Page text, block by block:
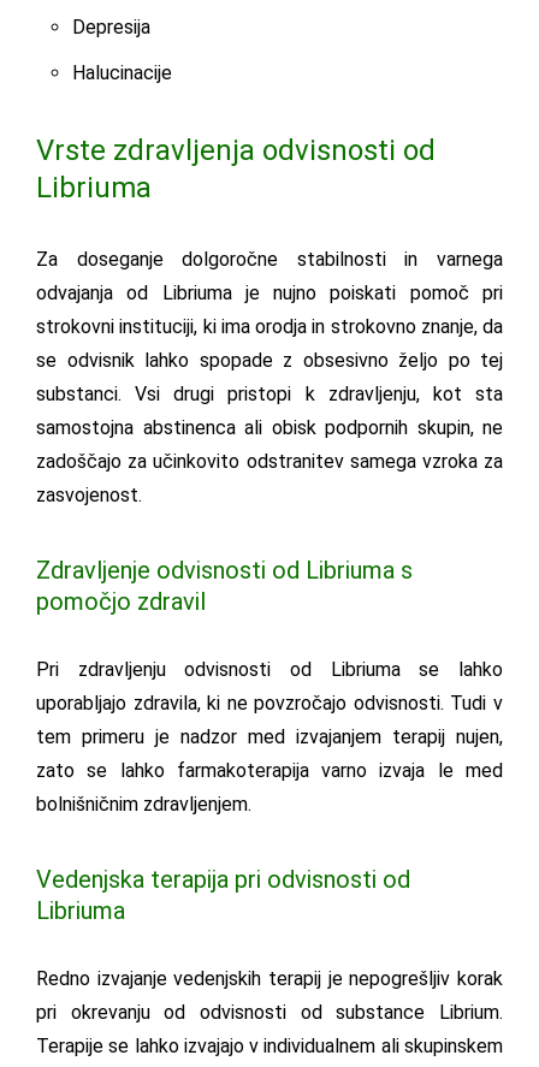
Depresija
Halucinacije
Vrste zdravljenja odvisnosti od
Libriuma
Za doseganje dolgoročne stabilnosti in varnega
odvajanja od Libriuma je nujno poiskati pomoč pri
strokovni instituciji, ki ima orodja in strokovno znanje, da
se odvisnik lahko spopade z obsesivno željo po tej
substanci. Vsi drugi pristopi k zdravljenju, kot sta
samostojna abstinenca ali obisk podpornih skupin, ne
zadoščajo za učinkovito odstranitev samega vzroka za
zasvojenost.
Zdravljenje odvisnosti od Libriuma s
pomočjo zdravil
Pri zdravljenju odvisnosti od Libriuma se lahko
uporabljajo zdravila, ki ne povzročajo odvisnosti. Tudi v
tem primeru je nadzor med izvajanjem terapij nujen,
zato se lahko farmakoterapija varno izvaja le med
bolnišničnim zdravljenjem.
Vedenjska terapija pri odvisnosti od
Libriuma
Redno izvajanje vedenjskih terapij je nepogrešljiv korak
pri okrevanju od odvisnosti od substance Librium.
Terapije se lahko izvajajo v individualnem ali skupinskem